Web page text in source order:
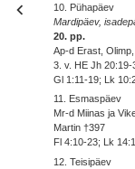
10. Pühapäev
Mardipäev,
20. pp.
Ap-d Erast,
3. v. HE Jh 20:19-
Gl 1:11-19; Lk
11. Esmaspäev
Mr-d Miinas ja
Martin †397
Fl 4:10-23; Lk
12. Teisipäev